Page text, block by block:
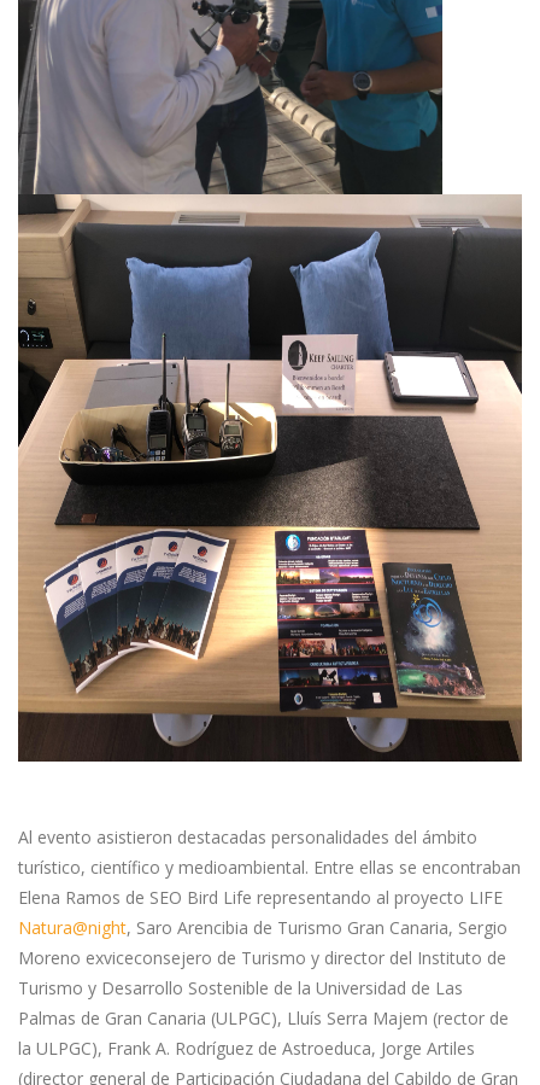
Al evento asistieron destacadas personalidades del ámbito
turístico, científico y medioambiental. Entre ellas se encontraban
Elena Ramos de SEO Bird Life representando al proyecto LIFE
Natura@night, Saro Arencibia de Turismo Gran Canaria, Sergio
Moreno exviceconsejero de Turismo y director del Instituto de
Turismo y Desarrollo Sostenible de la Universidad de Las
Palmas de Gran Canaria (ULPGC), Lluís Serra Majem (rector de
la ULPGC), Frank A. Rodríguez de Astroeduca, Jorge Artiles
(director general de Participación Ciudadana del Cabildo de Gran